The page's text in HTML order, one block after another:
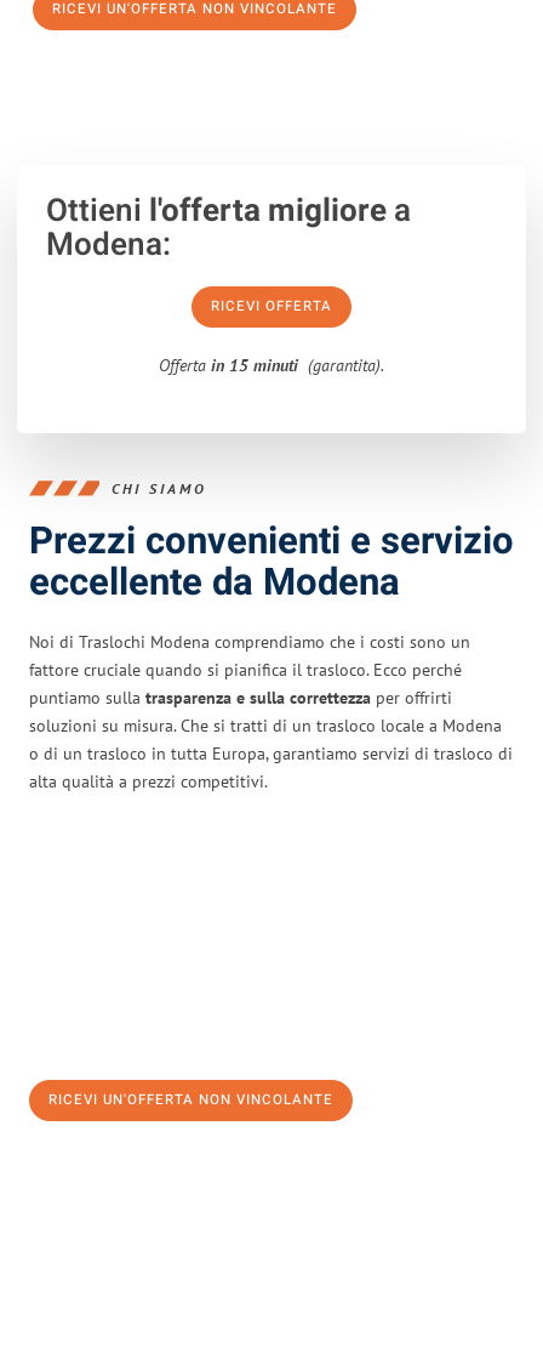
RICEVI UN'OFFERTA NON VINCOLANTE
Ottieni l'offerta migliorea
Modena:
RICEVI OFFERTA
Offerta in 15 minuti (garantita).
CHI SIAMO
Prezzi convenienti e servizio
eccellente da Modena
Noi di Traslochi Modena comprendiamo che i costi sono un
fattore cruciale quando si pianifica il trasloco. Ecco perché
puntiamo sulla trasparenza e sulla correttezza per offrirti
soluzioni su misura. Che si tratti di un trasloco locale a Modena
o di un trasloco in tutta Europa, garantiamo servizi di trasloco di
alta qualità a prezzi competitivi.
RICEVI UN'OFFERTA NON VINCOLANTE